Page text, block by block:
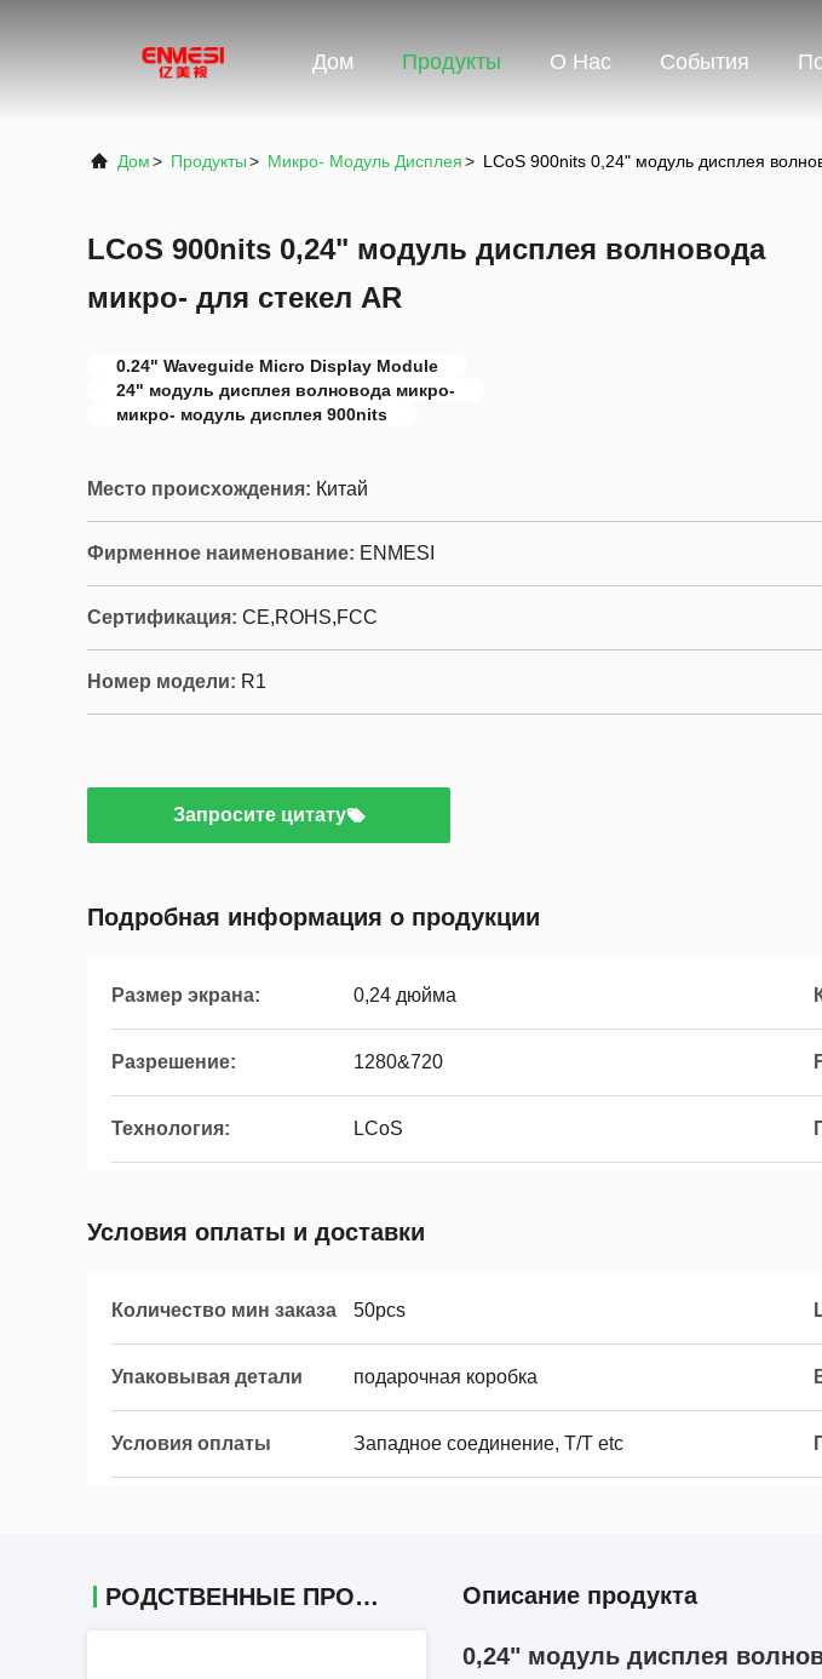
Дом Продукты О Нас События
Дом> Продукты> Микро- Модуль Дисплея> LCoS 900nits 0,24" модуль дисплея
LCoS 900nits 0,24" модуль дисплея волновода
микро- для стекел AR
0.24" Waveguide Micro Display Module
24" модуль дисплея волновода микро-
микро- модуль дисплея 900nits
Место происхождения: Китай
Фирменное наименование: ENMESI
Сертификация: CE,ROHS,FCC
Номер модели: R1
Запросите цитату
Подробная информация о продукции
Размер экрана: 0,24 дюйма
Разрешение: 1280&720
Технология: LCoS
Условия оплаты и доставки
Количество мин заказа 50pcs
Упаковывая детали подарочная коробка
Условия оплаты Западное соединение, T/T etc
РОДСТВЕННЫЕ ПРОДУКТЫ Описание продукта
0,24" модуль дисплея